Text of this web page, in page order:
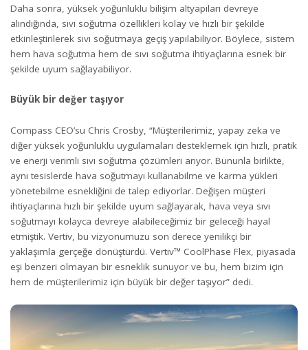
Daha sonra, yüksek yoğunluklu bilişim altyapıları devreye
alındığında, sıvı soğutma özellikleri kolay ve hızlı bir şekilde
etkinleştirilerek sıvı soğutmaya geçiş yapılabiliyor. Böylece, sistem
hem hava soğutma hem de sıvı soğutma ihtiyaçlarına esnek bir
şekilde uyum sağlayabiliyor.
Büyük bir değer taşıyor
Compass CEO’su Chris Crosby, “Müşterilerimiz, yapay zeka ve
diğer yüksek yoğunluklu uygulamaları desteklemek için hızlı, pratik
ve enerji verimli sıvı soğutma çözümleri arıyor. Bununla birlikte,
aynı tesislerde hava soğutmayı kullanabilme ve karma yükleri
yönetebilme esnekliğini de talep ediyorlar. Değişen müşteri
ihtiyaçlarına hızlı bir şekilde uyum sağlayarak, hava veya sıvı
soğutmayı kolayca devreye alabileceğimiz bir geleceği hayal
etmiştik. Vertiv, bu vizyonumuzu son derece yenilikçi bir
yaklaşımla gerçeğe dönüştürdü. Vertiv™ CoolPhase Flex, piyasada
eşi benzeri olmayan bir esneklik sunuyor ve bu, hem bizim için
hem de müşterilerimiz için büyük bir değer taşıyor” dedi.